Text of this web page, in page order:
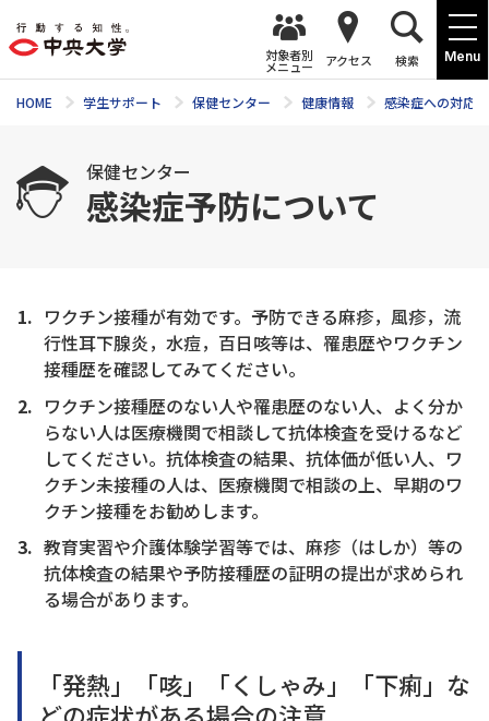
Menu
対象者別
メニュー アクセス 検索
HOME 学生サポート 保健センター 健康情報 感染症への対応
保健センター
感染症予防について
ワクチン接種が有効です。予防できる麻疹，風疹，流
行性耳下腺炎，水痘，百日咳等は、罹患歴やワクチン
接種歴を確認してみてください。
ワクチン接種歴のない人や罹患歴のない人、よく分か
らない人は医療機関で相談して抗体検査を受けるなど
してください。抗体検査の結果、抗体価が低い人、ワ
クチン未接種の人は、医療機関で相談の上、早期のワ
クチン接種をお勧めします。
教育実習や介護体験学習等では、麻疹（はしか）等の
抗体検査の結果や予防接種歴の証明の提出が求められ
る場合があります。
「発熱」「咳」「くしゃみ」「下痢」な
どの症状がある場合の注意